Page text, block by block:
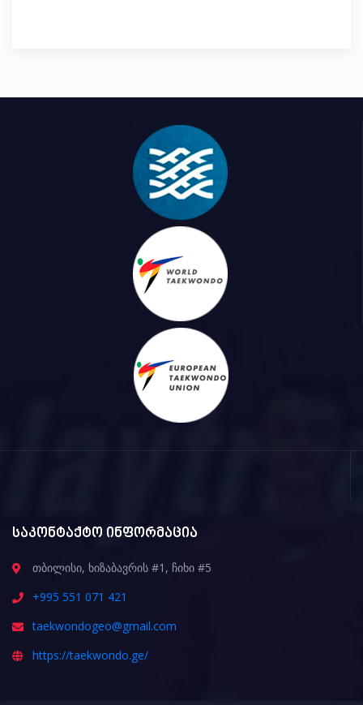
საკონტაქტო ინფორმაცია
თბილისი, ხიზაბავრის #1, ჩიხი #5
+995 551 071 421
taekwondogeo@gmail.com
https://taekwondo.ge/